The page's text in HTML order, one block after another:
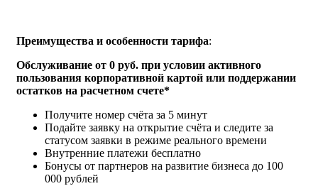
Преимущества и особенности тарифа:
Обслуживание от 0 руб. при условии активного
пользования корпоративной картой или поддержании
остатков на расчетном счете*
Получите номер счёта за 5 минут
Подайте заявку на открытие счёта и следите за
статусом заявки в режиме реального времени
Внутренние платежи бесплатно
Бонусы от партнеров на развитие бизнеса до 100
000 рублей